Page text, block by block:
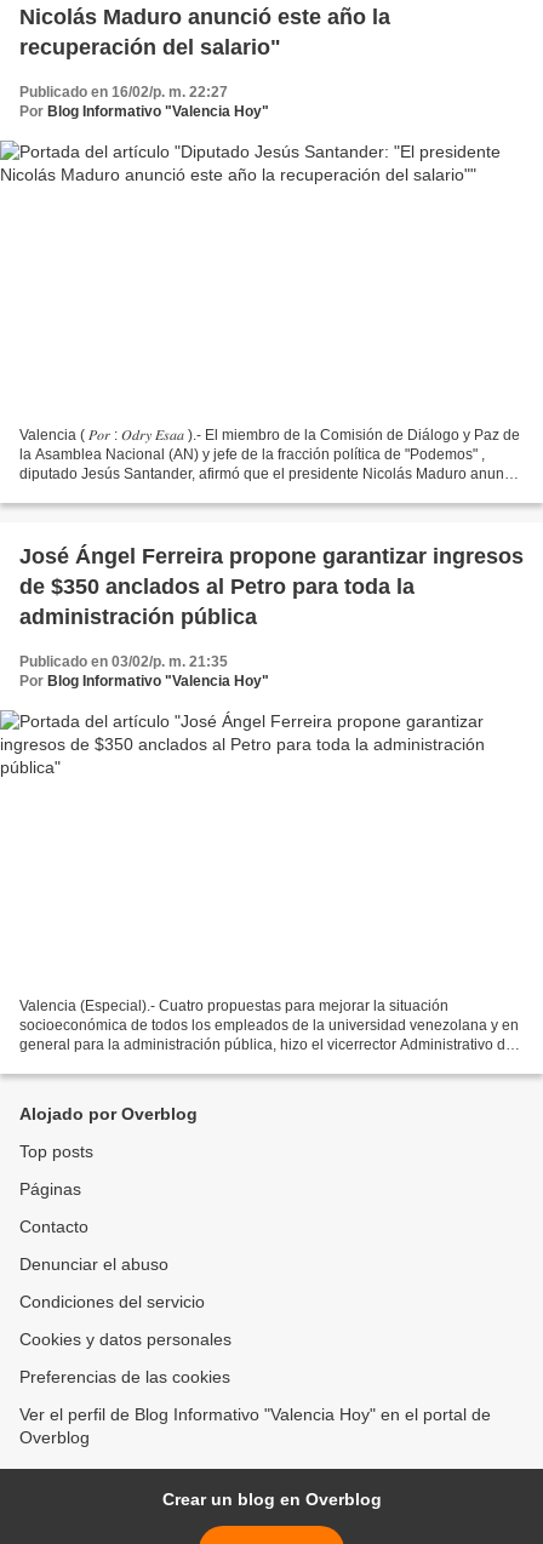
Nicolás Maduro anunció este año la
recuperación del salario"
Publicado en 16/02/p. m. 22:27
Por Blog Informativo "Valencia Hoy"
Valencia ( 𝑃𝑜𝑟 : 𝑂𝑑𝑟𝑦 𝐸𝑠𝑎𝑎 ).- El miembro de la Comisión de Diálogo y Paz de
la Asamblea Nacional (AN) y jefe de la fracción política de "Podemos" ,
diputado Jesús Santander, afirmó que el presidente Nicolás Maduro anunció
José Ángel Ferreira propone garantizar ingresos
de $350 anclados al Petro para toda la
administración pública
Publicado en 03/02/p. m. 21:35
Por Blog Informativo "Valencia Hoy"
Valencia (Especial).- Cuatro propuestas para mejorar la situación
socioeconómica de todos los empleados de la universidad venezolana y en
general para la administración pública, hizo el vicerrector Administrativo de
Alojado por Overblog
Top posts
Páginas
Contacto
Denunciar el abuso
Condiciones del servicio
Cookies y datos personales
Preferencias de las cookies
Ver el perfil de Blog Informativo "Valencia Hoy" en el portal de
Overblog
Crear un blog en Overblog